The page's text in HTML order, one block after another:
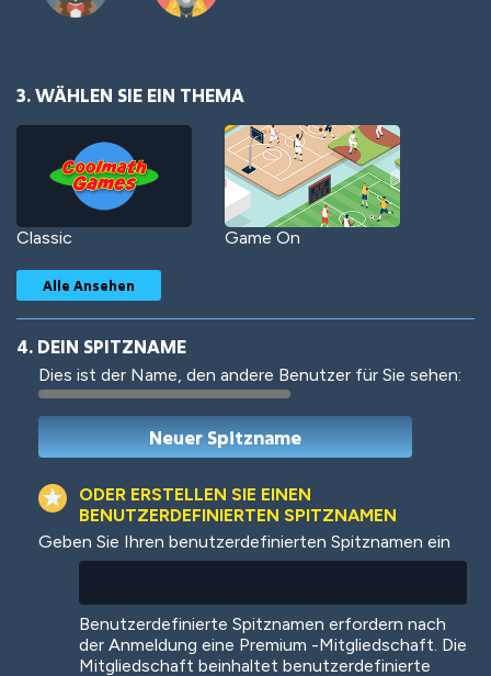
3. WÄHLEN SIE EIN THEMA
Classic Game On
Woof Jungle Cats
Colorful
Alle Ansehen
4. DEIN SPITZNAME
Dies ist der Name, den andere Benutzer für Sie sehen:
ODER ERSTELLEN SIE EINEN
BENUTZERDEFINIERTEN SPITZNAMEN
Geben Sie Ihren benutzerdefinierten Spitznamen ein
Benutzerdefinierte Spitznamen erfordern nach
der Anmeldung eine Premium -Mitgliedschaft. Die
Mitgliedschaft beinhaltet benutzerdefinierte